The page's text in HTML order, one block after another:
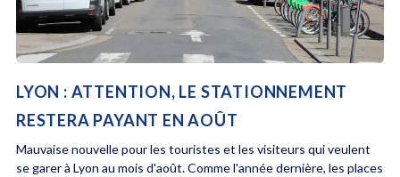
LYON : ATTENTION, LE STATIONNEMENT
RESTERA PAYANT EN AOÛT
Mauvaise nouvelle pour les touristes et les visiteurs qui veulent
se garer à Lyon au mois d'août. Comme l'année dernière, les places